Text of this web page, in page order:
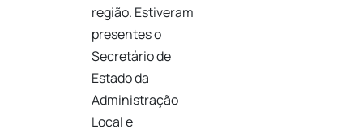
região. Estiveram
presentes o
Secretário de
Estado da
Administração
Local e